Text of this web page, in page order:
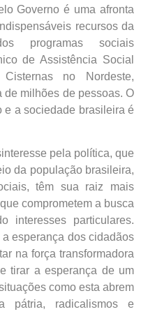
Governo é uma afronta
recursos da
programas sociais
de Assistência Social
no Nordeste,
de milhões de pessoas. O
e a sociedade brasileira é
pela política, que
da população brasileira,
têm sua raiz mais
comprometem a busca
interesses particulares.
esperança dos cidadãos
na força transformadora
tirar a esperança de um
como esta abrem
pátria, radicalismos e